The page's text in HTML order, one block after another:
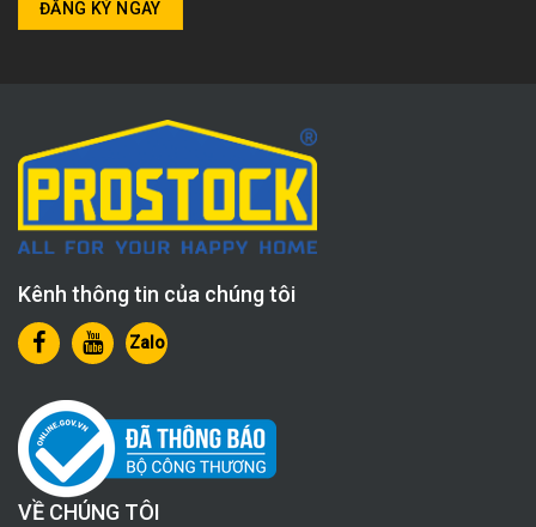
Kênh thông tin của chúng tôi
Zalo
VỀ CHÚNG TÔI